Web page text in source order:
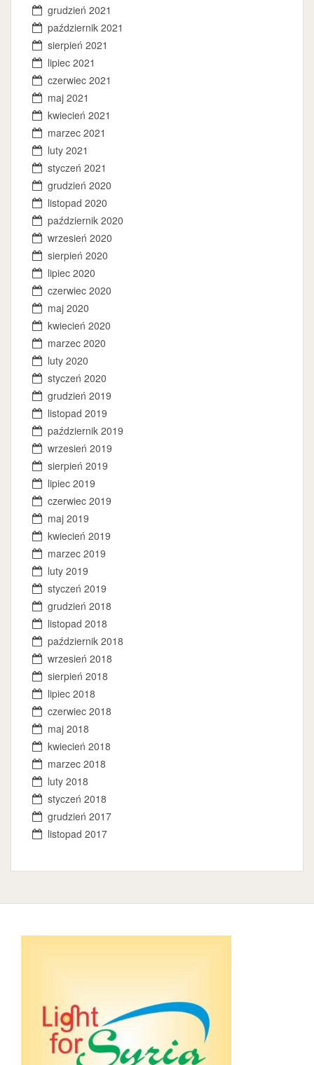
grudzień 2021
październik 2021
sierpień 2021
lipiec 2021
czerwiec 2021
maj 2021
kwiecień 2021
marzec 2021
luty 2021
styczeń 2021
grudzień 2020
listopad 2020
październik 2020
wrzesień 2020
sierpień 2020
lipiec 2020
czerwiec 2020
maj 2020
kwiecień 2020
marzec 2020
luty 2020
styczeń 2020
grudzień 2019
listopad 2019
październik 2019
wrzesień 2019
sierpień 2019
lipiec 2019
czerwiec 2019
maj 2019
kwiecień 2019
marzec 2019
luty 2019
styczeń 2019
grudzień 2018
listopad 2018
październik 2018
wrzesień 2018
sierpień 2018
lipiec 2018
czerwiec 2018
maj 2018
kwiecień 2018
marzec 2018
luty 2018
styczeń 2018
grudzień 2017
listopad 2017